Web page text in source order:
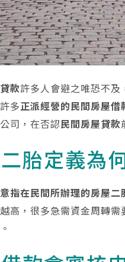
款許多人會避之唯恐不
多正派經營的民間房屋借
司，在否認民間房屋貸款
胎定義為
指在民間所辦理的房屋二
高，很多急需資金周轉